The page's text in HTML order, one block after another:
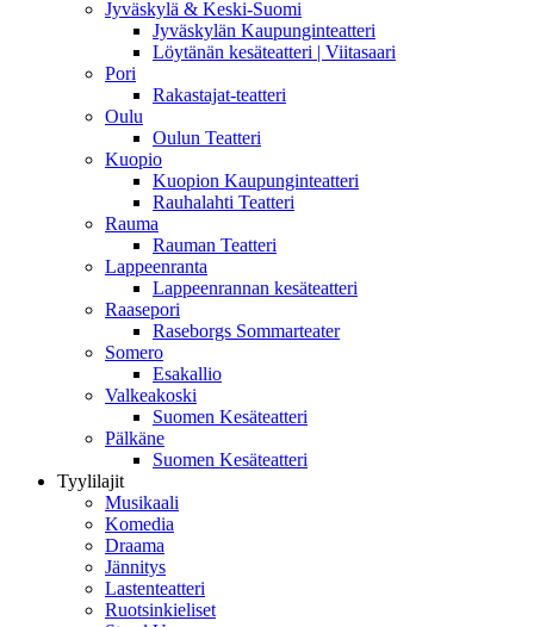
Jyväskylä & Keski-Suomi
Jyväskylän Kaupunginteatteri
Löytänän kesäteatteri | Viitasaari
Pori
Rakastajat-teatteri
Oulu
Oulun Teatteri
Kuopio
Kuopion Kaupunginteatteri
Rauhalahti Teatteri
Rauma
Rauman Teatteri
Lappeenranta
Lappeenrannan kesäteatteri
Raasepori
Raseborgs Sommarteater
Somero
Esakallio
Valkeakoski
Suomen Kesäteatteri
Pälkäne
Suomen Kesäteatteri
Tyylilajit
Musikaali
Komedia
Draama
Jännitys
Lastenteatteri
Ruotsinkieliset